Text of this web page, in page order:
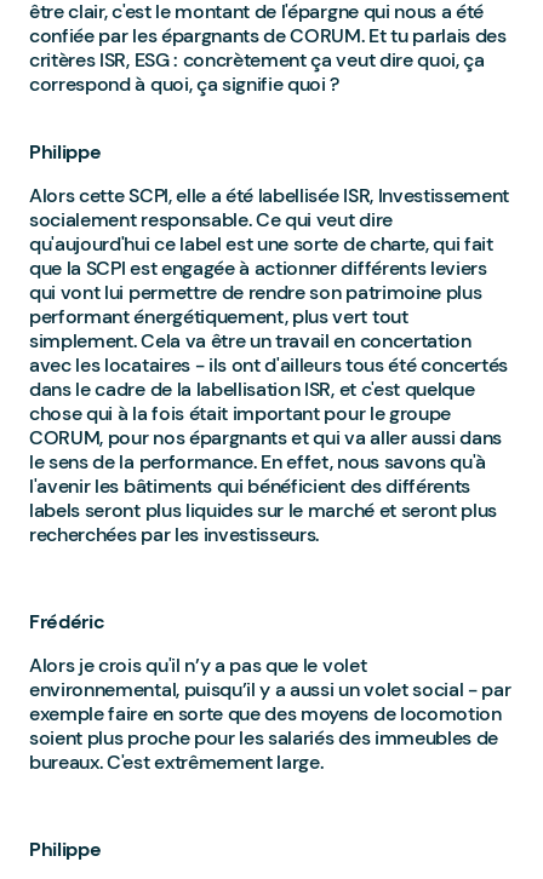
être clair, c'est le montant de l'épargne qui nous a été
confiée par les épargnants de CORUM. Et tu parlais des
critères ISR, ESG : concrètement ça veut dire quoi, ça
correspond à quoi, ça signifie quoi ?
Philippe
Alors cette SCPI, elle a été labellisée ISR, Investissement
socialement responsable. Ce qui veut dire
qu'aujourd'hui ce label est une sorte de charte, qui fait
que la SCPI est engagée à actionner différents leviers
qui vont lui permettre de rendre son patrimoine plus
performant énergétiquement, plus vert tout
simplement. Cela va être un travail en concertation
avec les locataires - ils ont d'ailleurs tous été concertés
dans le cadre de la labellisation ISR, et c'est quelque
chose qui à la fois était important pour le groupe
CORUM, pour nos épargnants et qui va aller aussi dans
le sens de la performance. En effet, nous savons qu'à
l'avenir les bâtiments qui bénéficient des différents
labels seront plus liquides sur le marché et seront plus
recherchées par les investisseurs.
Frédéric
Alors je crois qu'il n’y a pas que le volet
environnemental, puisqu’il y a aussi un volet social - par
exemple faire en sorte que des moyens de locomotion
soient plus proche pour les salariés des immeubles de
bureaux. C'est extrêmement large.
Philippe